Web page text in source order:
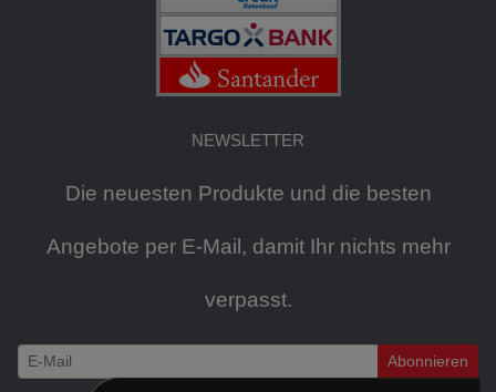
NEWSLETTER
Die neuesten Produkte und die besten
Angebote per E-Mail, damit Ihr nichts mehr
verpasst.
Abonnieren